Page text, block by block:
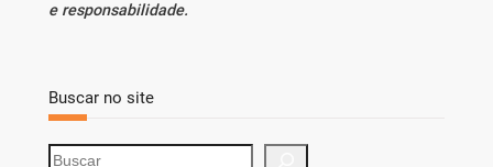
e responsabilidade.
Buscar no site
S